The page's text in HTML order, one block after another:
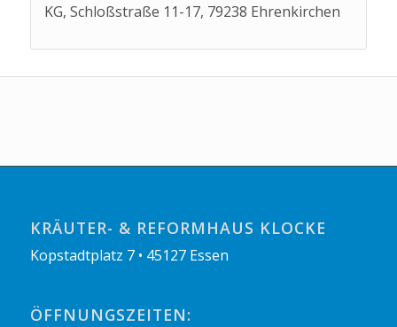
KG, Schloßstraße 11-17, 79238 Ehrenkirchen
KRÄUTER- & REFORMHAUS KLOCKE
Kopstadtplatz 7 • 45127 Essen
ÖFFNUNGSZEITEN: